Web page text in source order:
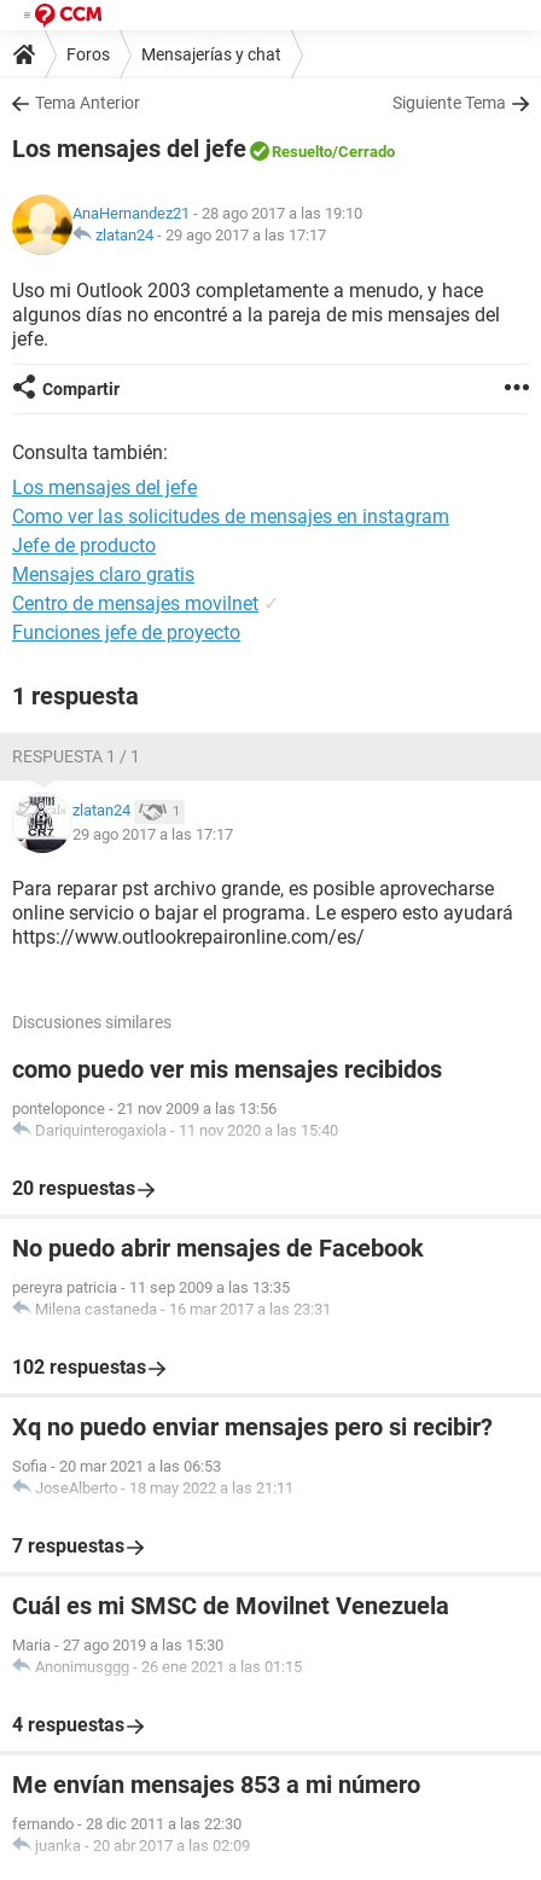
Foros Mensajerías y chat
Tema Anterior Siguiente Tema
Los mensajes del jefe Resuelto/Cerrado
AnaHernandez21 - 28 ago 2017 a las 19:10
zlatan24 - 29 ago 2017 a las 17:17
Uso mi Outlook 2003 completamente a menudo, y hace
algunos días no encontré a la pareja de mis mensajes del
jefe.
Compartir
Consulta también:
Los mensajes del jefe
Como ver las solicitudes de mensajes en instagram
Jefe de producto
Mensajes claro gratis
Centro de mensajes movilnet ✓
Funciones jefe de proyecto
1 respuesta
RESPUESTA 1 / 1
zlatan24 1
29 ago 2017 a las 17:17
Para reparar pst archivo grande, es posible aprovecharse
online servicio o bajar el programa. Le espero esto ayudará
https://www.outlookrepaironline.com/es/
Discusiones similares
como puedo ver mis mensajes recibidos
ponteloponce - 21 nov 2009 a las 13:56
Dariquinterogaxiola - 11 nov 2020 a las 15:40
20 respuestas
No puedo abrir mensajes de Facebook
pereyra patricia - 11 sep 2009 a las 13:35
Milena castaneda - 16 mar 2017 a las 23:31
102 respuestas
Xq no puedo enviar mensajes pero si recibir?
Sofia - 20 mar 2021 a las 06:53
JoseAlberto - 18 may 2022 a las 21:11
7 respuestas
Cuál es mi SMSC de Movilnet Venezuela
Maria - 27 ago 2019 a las 15:30
Anonimusggg - 26 ene 2021 a las 01:15
4 respuestas
Me envían mensajes 853 a mi número
fernando - 28 dic 2011 a las 22:30
juanka - 20 abr 2017 a las 02:09